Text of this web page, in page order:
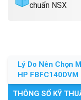
chuẩn NSX
Lý Do Nên Chọn
HP FBFC140DVM
THÔNG SỐ KỸ